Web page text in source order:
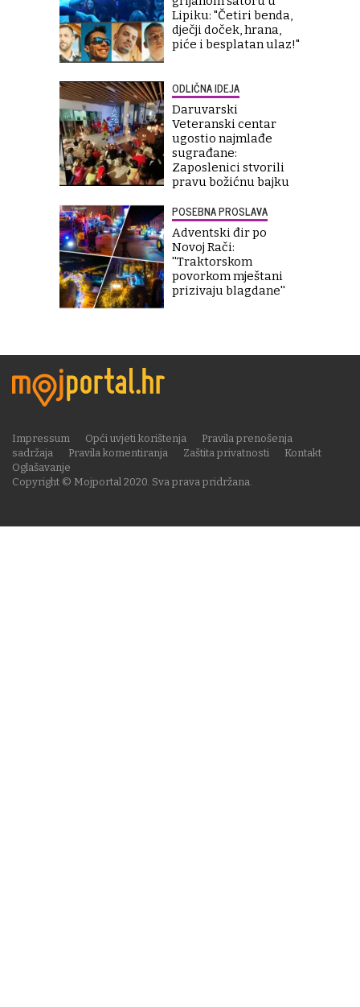
Lipiku: "Četiri benda,
dječji doček, hrana,
piće i besplatan ulaz!"
ODLIČNA IDEJA
Daruvarski
Veteranski centar
ugostio najmlađe
sugrađane:
Zaposlenici stvorili
pravu božićnu bajku
POSEBNA PROSLAVA
Adventski đir po
Novoj Rači:
''Traktorskom
povorkom mještani
prizivaju blagdane''
Copyright © Mojportal 2020. Sva prava pridržana.
Impressum Opći uvjeti korištenja
Pravila prenošenja
sadržaja
Pravila komentiranja Zaštita privatnosti
Kontakt
Oglašavanje